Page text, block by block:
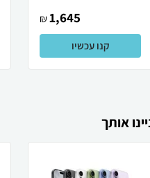
1,645
₪
קנו עכשיו
אותך